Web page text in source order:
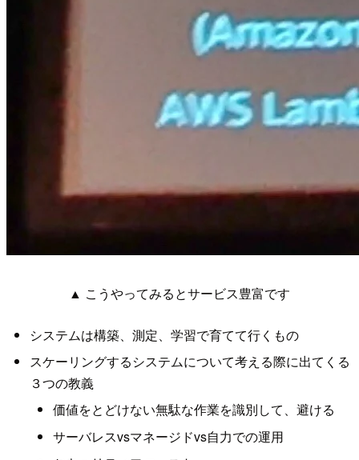
▲ こうやってみるとサービス豊富です
システムは構築、測定、学習で育てて行くもの
スケーリングするシステムについて考える際に出てくる
３つの教義
価値をとどけない無駄な作業を識別して、避ける
サーバレスvsマネージドvs自力での運用